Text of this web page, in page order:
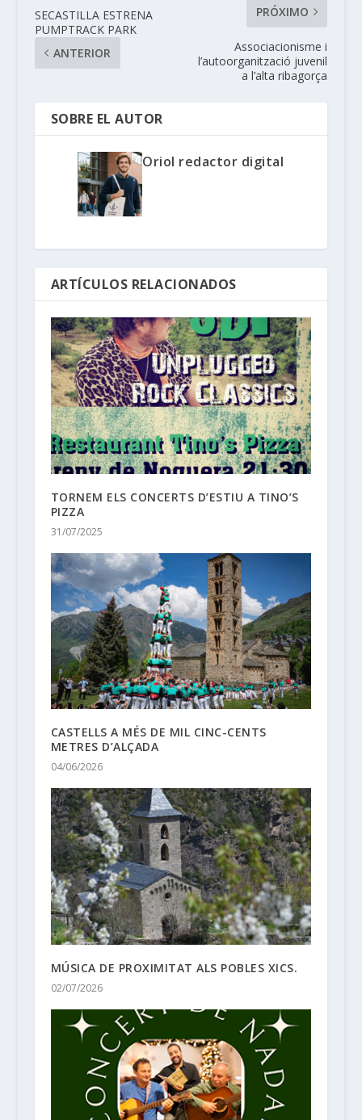
SECASTILLA ESTRENA
PUMPTRACK PARK
ANTERIOR
PRÓXIMO
Associacionisme i
l’autoorganització juvenil
a l’alta ribagorça
SOBRE EL AUTOR
Oriol redactor digital
ARTÍCULOS RELACIONADOS
TORNEM ELS CONCERTS D’ESTIU A TINO’S
PIZZA
31/07/2025
CASTELLS A MÉS DE MIL CINC-CENTS
METRES D’ALÇADA
04/06/2026
MÚSICA DE PROXIMITAT ALS POBLES XICS.
02/07/2026